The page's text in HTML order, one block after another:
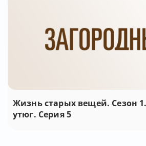
Жизнь старых вещей. Сезон
утюг. Серия 5